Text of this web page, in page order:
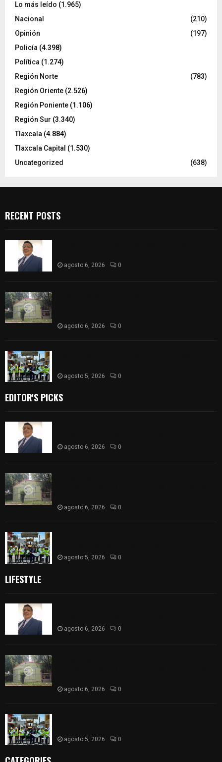
Lo más leído (1.965)
Nacional
(210)
Opinión
(197)
Policía (4.398)
Política (1.274)
Región Norte
(783)
Región Oriente (2.526)
Región Poniente (1.106)
Región Sur (3.340)
Tlaxcala (4.884)
Tlaxcala Capital (1.530)
Uncategorized
(638)
RECENT POSTS
agosto 6, 2026 0
agosto 6, 2026 0
agosto 5, 2026 0
EDITOR'S PICKS
agosto 6, 2026 0
agosto 6, 2026 0
agosto 5, 2026 0
LIFESTYLE
agosto 6, 2026 0
agosto 6, 2026 0
agosto 5, 2026 0